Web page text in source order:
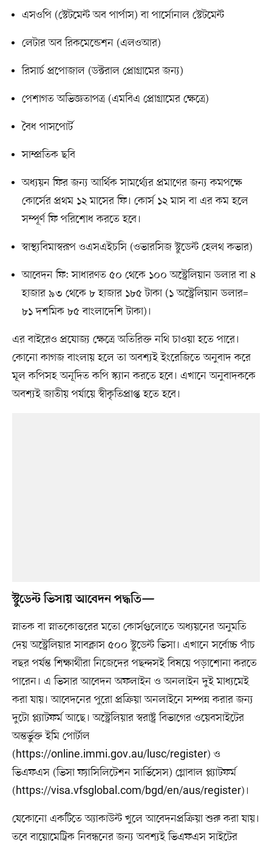
এসওপি (স্টেটমেন্ট অব পার্পাস) বা পার্সোনাল স্টেটমেন্ট
লেটার অব রিকমেন্ডেশন (এলওআর)
রিসার্চ প্রপোজাল (ডক্টরাল প্রোগ্রামের জন্য)
পেশাগত অভিজ্ঞতাপত্র (এমবিএ প্রোগ্রামের ক্ষেত্রে)
বৈধ পাসপোর্ট
সাম্প্রতিক ছবি
অধ্যয়ন ফির জন্য আর্থিক সামর্থ্যের প্রমাণের জন্য কমপক্ষে
কোর্সের প্রথম ১২ মাসের ফি। কোর্স ১২ মাস বা এর কম হলে
সম্পূর্ণ ফি পরিশোধ করতে হবে।
স্বাস্থ্যবিমাস্বরূপ ওএসএইচসি (ওভারসিজ স্টুডেন্ট হেলথ কভার)
আবেদন ফি: সাধারণত ৫০ থেকে ১০০ অস্ট্রেলিয়ান ডলার বা ৪
হাজার ৯৩ থেকে ৮ হাজার ১৮৫ টাকা (১ অস্ট্রেলিয়ান ডলার=
৮১ দশমিক ৮৫ বাংলাদেশি টাকা)।
এর বাইরেও প্রযোজ্য ক্ষেত্রে অতিরিক্ত নথি চাওয়া হতে পারে।
কোনো কাগজ বাংলায় হলে তা অবশ্যই ইংরেজিতে অনুবাদ করে
মূল কপিসহ অনূদিত কপি স্ক্যান করতে হবে। এখানে অনুবাদককে
অবশ্যই জাতীয় পর্যায়ে স্বীকৃতিপ্রাপ্ত হতে হবে।
স্টুডেন্ট ভিসায় আবেদন পদ্ধতি—
স্নাতক বা স্নাতকোত্তরের মতো কোর্সগুলোতে অধ্যয়নের অনুমতি
দেয় অস্ট্রেলিয়ার সাবক্লাস ৫০০ স্টুডেন্ট ভিসা। এখানে সর্বোচ্চ পাঁচ
বছর পর্যন্ত শিক্ষার্থীরা নিজেদের পছন্দসই বিষয়ে পড়াশোনা করতে
পারেন। এ ভিসার আবেদন অফলাইন ও অনলাইন দুই মাধ্যমেই
করা যায়। আবেদনের পুরো প্রক্রিয়া অনলাইনে সম্পন্ন করার জন্য
দুটো প্ল্যাটফর্ম আছে। অস্ট্রেলিয়ার স্বরাষ্ট্র বিভাগের ওয়েবসাইটের
অন্তর্ভুক্ত ইমি পোর্টাল
(https://online.immi.gov.au/lusc/register) ও
ভিএফএস (ভিসা ফ্যাসিলিটেশন সার্ভিসেস) গ্লোবাল প্ল্যাটফর্ম
(https://visa.vfsglobal.com/bgd/en/aus/register)।
যেকোনো একটিতে অ্যাকাউন্ট খুলে আবেদনপ্রক্রিয়া শুরু করা যায়।
তবে বায়োমেট্রিক নিবন্ধনের জন্য অবশ্যই ভিএফএস সাইটের